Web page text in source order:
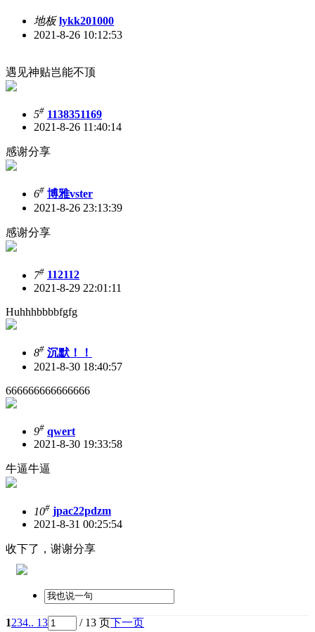
地板 lykk201000
2021-8-26 10:12:53
遇见神贴岂能不顶
5# 1138351169
2021-8-26 11:40:14
感谢分享
6# 博雅vster
2021-8-26 23:13:39
感谢分享
7# 112112
2021-8-29 22:01:11
Huhhhbbbbfgfg
8# 沉默！！
2021-8-30 18:40:57
666666666666666
9# qwert
2021-8-30 19:33:58
牛逼牛逼
10# jpac22pdzm
2021-8-31 00:25:54
收下了，谢谢分享
1234.. 13 / 13 页下一页